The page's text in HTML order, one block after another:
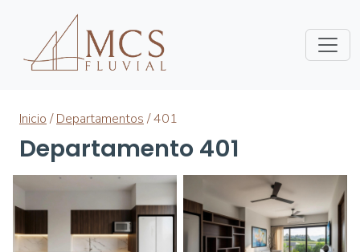
Inicio/Departamentos/ 401
Departamento 401